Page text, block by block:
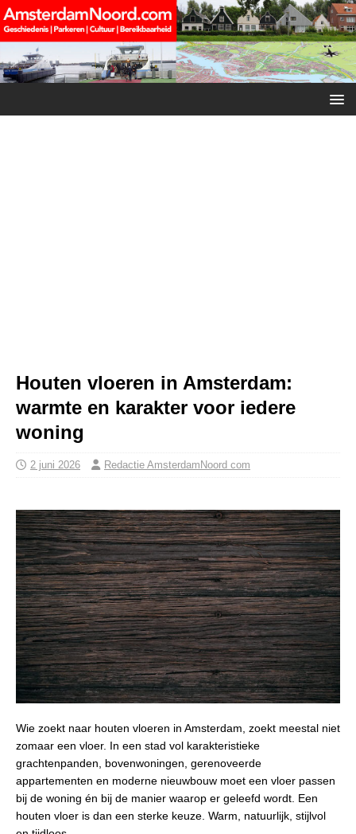
Houten vloeren in Amsterdam:
warmte en karakter voor iedere
woning
2 juni 2026 Redactie AmsterdamNoord com
Wie zoekt naar houten vloeren in Amsterdam, zoekt meestal niet
zomaar een vloer. In een stad vol karakteristieke
grachtenpanden, bovenwoningen, gerenoveerde
appartementen en moderne nieuwbouw moet een vloer passen
bij de woning én bij de manier waarop er geleefd wordt. Een
houten vloer is dan een sterke keuze. Warm, natuurlijk, stijlvol